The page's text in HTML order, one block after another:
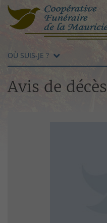
OÙ SUIS-JE ?
Avis de décès